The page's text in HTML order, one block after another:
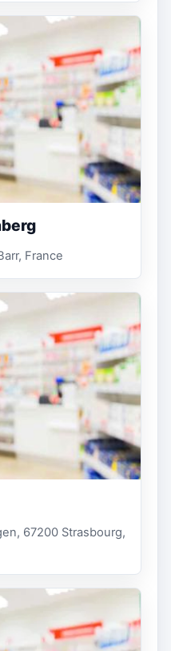
France
67200 Strasbourg,